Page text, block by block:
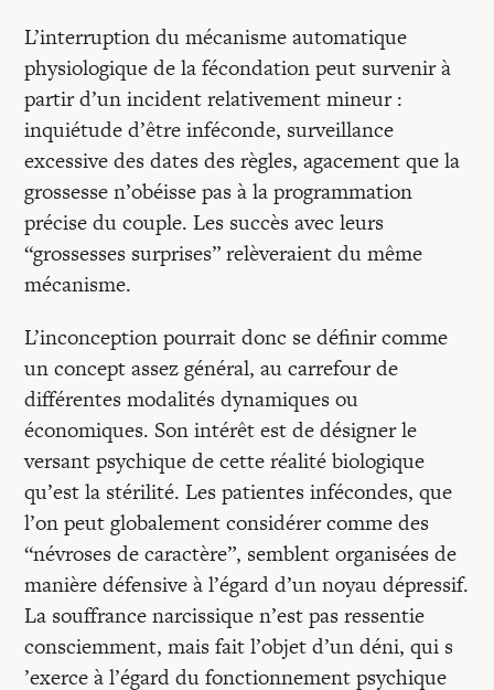
L’interruption du mécanisme automatique
physiologique de la fécondation peut survenir à
partir d’un incident relativement mineur :
inquiétude d’être inféconde, surveillance
excessive des dates des règles, agacement que la
grossesse n’obéisse pas à la programmation
précise du couple. Les succès avec leurs
“grossesses surprises” relèveraient du même
mécanisme.
L’inconception pourrait donc se définir comme
un concept assez général, au carrefour de
différentes modalités dynamiques ou
économiques. Son intérêt est de désigner le
versant psychique de cette réalité biologique
qu’est la stérilité. Les patientes infécondes, que
l’on peut globalement considérer comme des
“névroses de caractère”, semblent organisées de
manière défensive à l’égard d’un noyau dépressif.
La souffrance narcissique n’est pas ressentie
consciemment, mais fait l’objet d’un déni, qui s
’exerce à l’égard du fonctionnement psychique